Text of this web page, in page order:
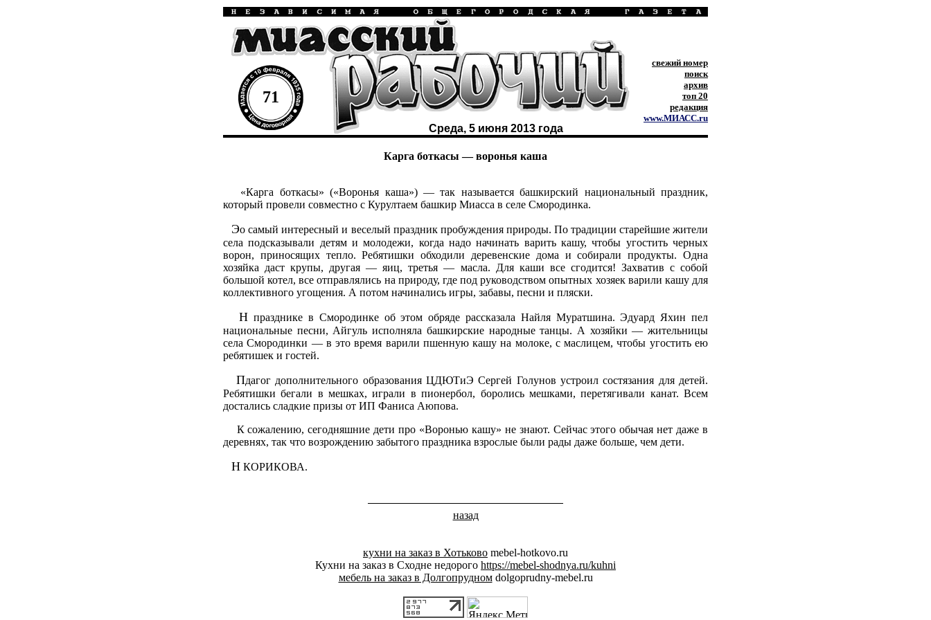
свежий номер
поиск
архив
топ 20
редакция
www.МИАСС.ru
71
Среда, 5 июня 2013 года
Карга боткасы — воронья каша
«Карга боткасы» («Воронья каша») — так называется башкирский национальный праздник,
который провели совместно с Курултаем башкир Миасса в селе Смородинка.
Эо самый интересный и веселый праздник пробуждения природы. По традиции старейшие жители
села подсказывали детям и молодежи, когда надо начинать варить кашу, чтобы угостить черных
ворон, приносящих тепло. Ребятишки обходили деревенские дома и собирали продукты. Одна
хозяйка даст крупы, другая — яиц, третья — масла. Для каши все сгодится! Захватив с собой
большой котел, все отправлялись на природу, где под руководством опытных хозяек варили кашу для
коллективного угощения. А потом начинались игры, забавы, песни и пляски.
Н празднике в Смородинке об этом обряде рассказала Найля Муратшина. Эдуард Яхин пел
национальные песни, Айгуль исполняла башкирские народные танцы. А хозяйки — жительницы
села Смородинки — в это время варили пшенную кашу на молоке, с маслицем, чтобы угостить ею
ребятишек и гостей.
Пдагог дополнительного образования ЦДЮТиЭ Сергей Голунов устроил состязания для детей.
Ребятишки бегали в мешках, играли в пионербол, боролись мешками, перетягивали канат. Всем
достались сладкие призы от ИП Фаниса Аюпова.
К сожалению, сегодняшние дети про «Воронью кашу» не знают. Сейчас этого обычая нет даже в
деревнях, так что возрождению забытого праздника взрослые были рады даже больше, чем дети.
Н КОРИКОВА.
назад
кухни на заказ в Хотьково mebel-hotkovo.ru
Кухни на заказ в Сходне недорого https://mebel-shodnya.ru/kuhni
мебель на заказ в Долгопрудномdolgoprudny-mebel.ru